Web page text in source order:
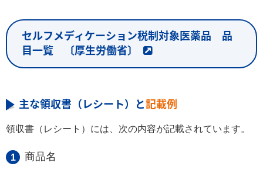
セルフメディケーション税制対象医薬品 品
目一覧 〔厚生労働省〕
主な領収書（レシート）と記載例
領収書（レシート）には、次の内容が記載されています。
商品名